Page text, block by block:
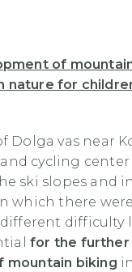
of
nature for
Dolga vas near
cycling center
ski slopes and
which there
difficulty
for the further
mountain biking